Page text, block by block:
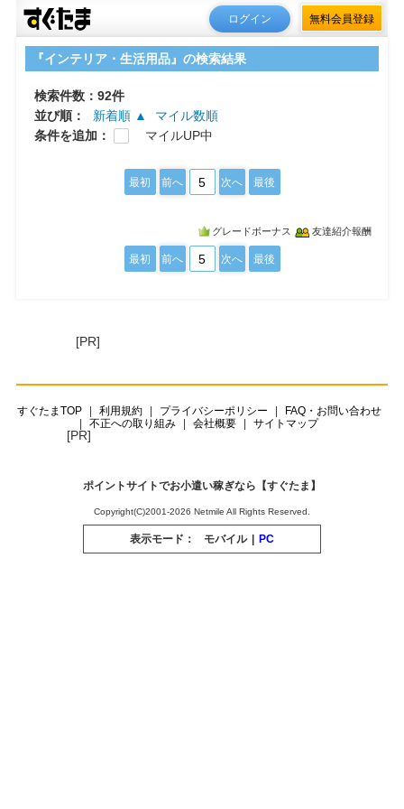
ログイン 無料会員登録
『インテリア・生活用品』の検索結果
検索件数：92件
並び順：
新着順 ▲
マイル数順
条件を追加：
マイルUP中
最初 前へ 5 次へ 最後
グレードボーナス 友達紹介報酬
最初 前へ 5 次へ 最後
[PR]
すぐたまTOP 利用規約 プライバシーポリシー
FAQ・お問い合わせ
不正への取り組み
会社概要 サイトマップ
[PR]
ポイントサイトでお小遣い稼ぎなら【すぐたま】
Copyright(C)2001-2026 Netmile All Rights Reserved.
表示モード： モバイル PC